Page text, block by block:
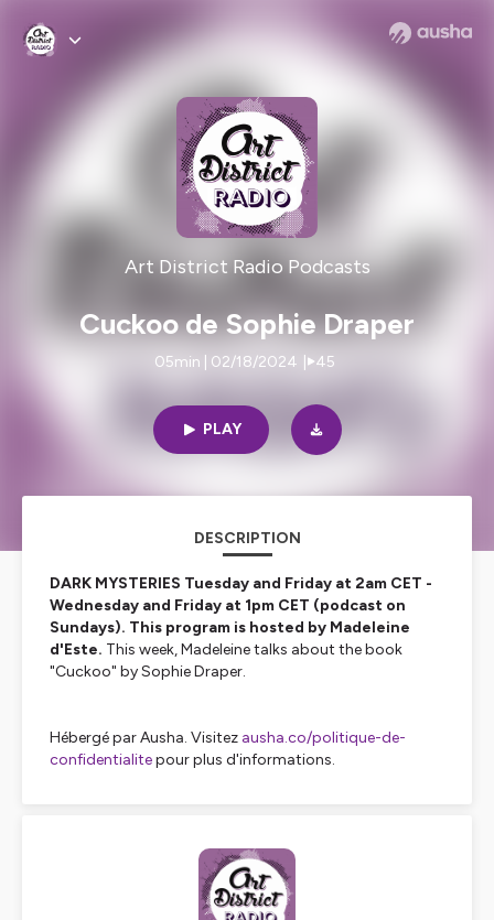
Art District Radio Podcasts
Cuckoo de Sophie Draper
05min | 02/18/2024 45
PLAY
DESCRIPTION
DARK MYSTERIES Tuesday and Friday at 2am CET -
Wednesday and Friday at 1pm CET (podcast on
Sundays). This program is hosted by Madeleine
d'Este. This week, Madeleine talks about the book
"Cuckoo" by Sophie Draper.
Hébergé par Ausha. Visitez ausha.co/politique-de-
confidentialitepour plus d'informations.